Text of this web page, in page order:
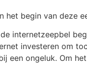
het begin van deze
internetzeepbel
investeren om
een ongeluk. Om